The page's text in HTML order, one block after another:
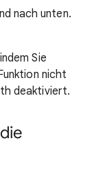
nach unten.
Sie
nicht
deaktiviert.